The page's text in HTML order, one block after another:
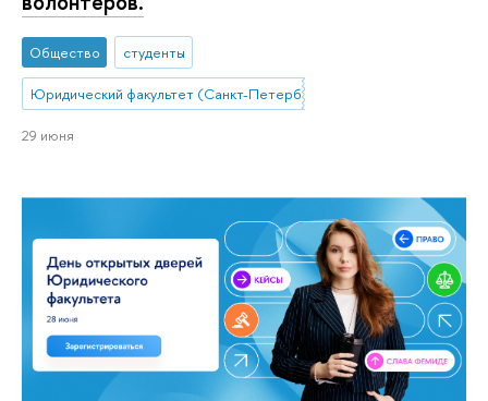
Общество студенты
Юридический факультет (Санкт-Петербург)
29 июня